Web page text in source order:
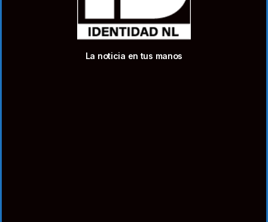
La noticia en tus manos